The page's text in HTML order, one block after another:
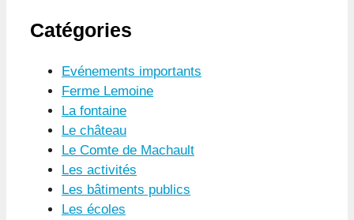
Catégories
Evénements importants
Ferme Lemoine
La fontaine
Le château
Le Comte de Machault
Les activités
Les bâtiments publics
Les écoles